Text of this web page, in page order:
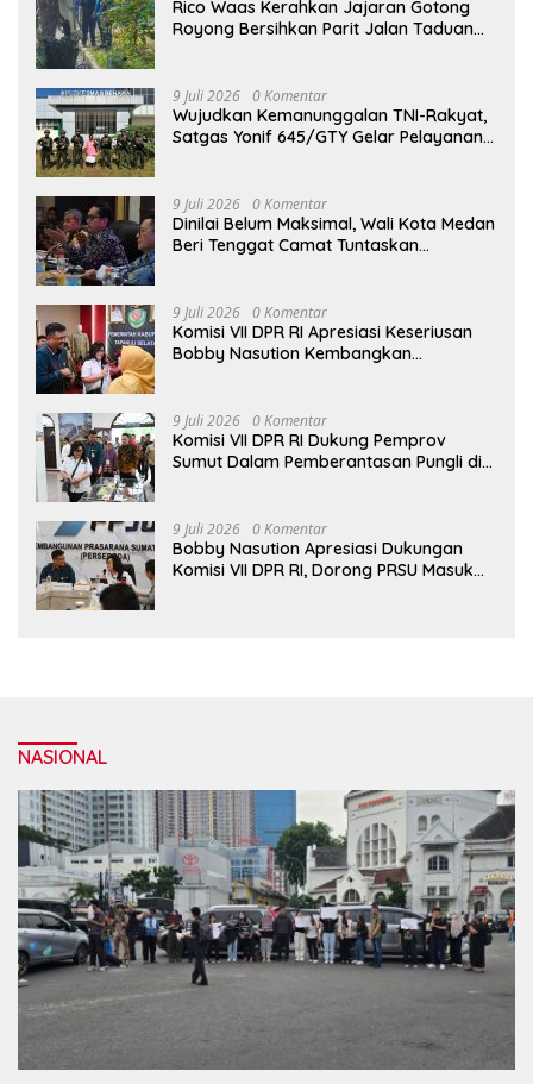
Rico Waas Kerahkan Jajaran Gotong
Royong Bersihkan Parit Jalan Taduan
9 Juli 2026 0 Komentar
Wujudkan Kemanunggalan TNI-Rakyat,
Satgas Yonif 645/GTY Gelar Pelayanan
9 Juli 2026 0 Komentar
Dinilai Belum Maksimal, Wali Kota Medan
Beri Tenggat Camat Tuntaskan
9 Juli 2026 0 Komentar
Komisi VII DPR RI Apresiasi Keseriusan
Bobby Nasution Kembangkan
9 Juli 2026 0 Komentar
Komisi VII DPR RI Dukung Pemprov
Sumut Dalam Pemberantasan Pungli di
9 Juli 2026 0 Komentar
Bobby Nasution Apresiasi Dukungan
Komisi VII DPR RI, Dorong PRSU Masuk
NASIONAL